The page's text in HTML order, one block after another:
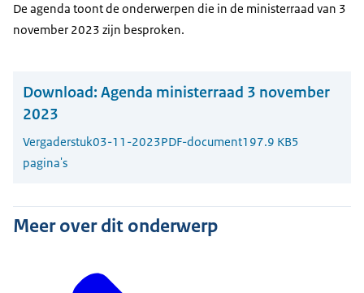
De agenda toont de onderwerpen die in de ministerraad van 3
november 2023 zijn besproken.
Download: Agenda ministerraad 3 november
2023
Vergaderstuk03-11-2023PDF-document197.9 KB5
pagina's
Meer over dit onderwerp